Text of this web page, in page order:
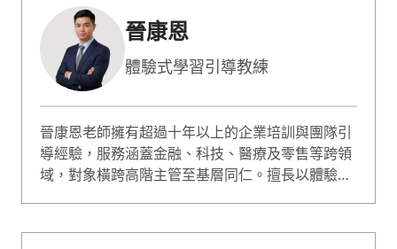
晉康恩
體驗式學習引導教練
晉康恩老師擁有超過十年以上的企業培訓與團隊引
導經驗，服務涵蓋金融、科技、醫療及零售等跨領
域，對象橫跨高階主管至基層同仁。擅長以體驗式
世代合作，協助企業建立共識並將培訓轉化為組織